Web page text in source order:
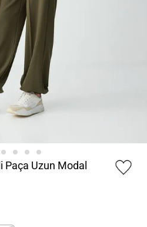
Uzun Modal